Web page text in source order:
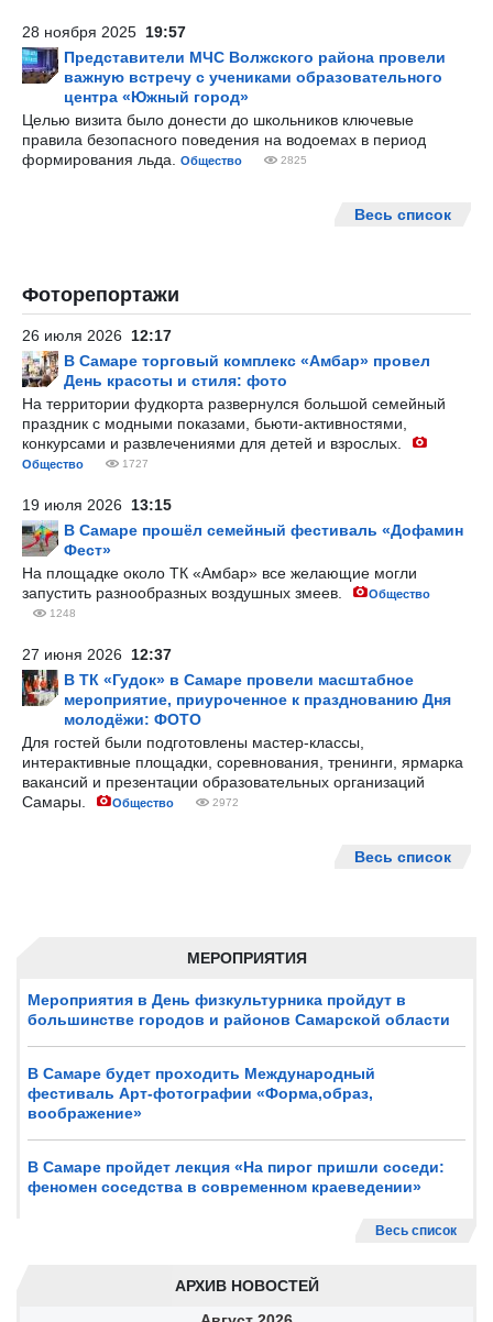
МЕРОПРИЯТИЯ
Мероприятия в День физкультурника пройдут в
большинстве городов и районов Самарской области
В Самаре будет проходить Международный
фестиваль Арт-фотографии «Форма,образ,
воображение»
В Самаре пройдет лекция «На пирог пришли соседи:
феномен соседства в современном краеведении»
Весь список
АРХИВ НОВОСТЕЙ
28 ноября 2025 19:57
Представители МЧС Волжского района провели
важную встречу с учениками образовательного
центра «Южный город»
Целью визита было донести до школьников ключевые
правила безопасного поведения на водоемах в период
формирования льда.
Общество 2825
Весь список
Фоторепортажи
26 июля 2026 12:17
В Самаре торговый комплекс «Амбар» провел
День красоты и стиля: фото
На территории фудкорта развернулся большой семейный
праздник с модными показами, бьюти-активностями,
конкурсами и развлечениями для детей и взрослых.
Общество 1727
19 июля 2026 13:15
В Самаре прошёл семейный фестиваль «Дофамин
Фест»
На площадке около ТК «Амбар» все желающие могли
запустить разнообразных воздушных змеев.
Общество
1248
27 июня 2026 12:37
В ТК «Гудок» в Самаре провели масштабное
мероприятие, приуроченное к празднованию Дня
молодёжи: ФОТО
Для гостей были подготовлены мастер-классы,
интерактивные площадки, соревнования, тренинги, ярмарка
вакансий и презентации образовательных организаций
Самары.
Общество 2972
Весь список